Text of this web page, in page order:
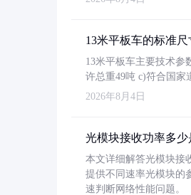
13米平板车的标准
13米平板车主要技术参
许总重49吨 c)符合国家
2026年8月4日
光模块接收功率多少
本文详细解答光模块接
提供不同速率光模块的
速判断网络性能问题。